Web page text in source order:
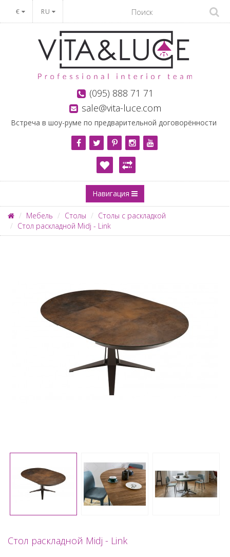
€ RU
(095) 888 71 71
sale@vita-luce.com
Встреча в шоу-руме по предварительной договорённости
Навигация
Мебель Столы
Столы с раскладкой
Стол раскладной Midj - Link
Стол раскладной Midj - Link